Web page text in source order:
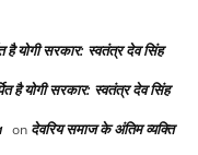
है योगी सरकार: स्वतंत्र देव सिंह
है योगी सरकार: स्वतंत्र देव सिंह
on देवरिय समाज के अंतिम व्यक्ति